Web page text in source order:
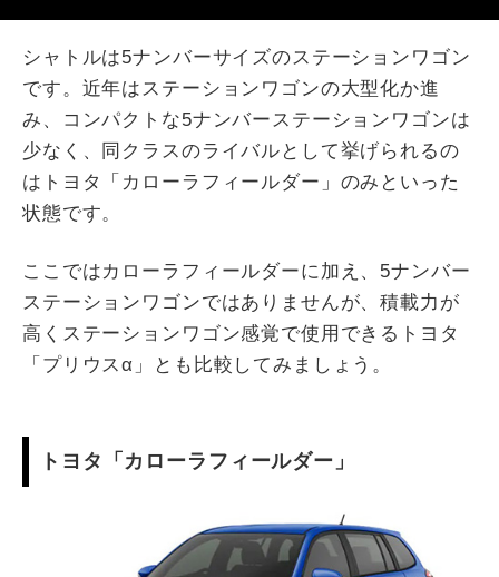
シャトルは5ナンバーサイズのステーションワゴン
です。近年はステーションワゴンの大型化か進
み、コンパクトな5ナンバーステーションワゴンは
少なく、同クラスのライバルとして挙げられるの
はトヨタ「カローラフィールダー」のみといった
状態です。
ここではカローラフィールダーに加え、5ナンバー
ステーションワゴンではありませんが、積載力が
高くステーションワゴン感覚で使用できるトヨタ
「プリウスα」とも比較してみましょう。
トヨタ「カローラフィールダー」